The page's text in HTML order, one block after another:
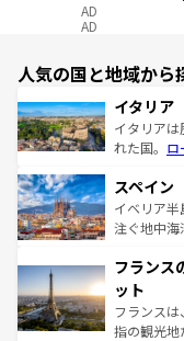
AD
AD
人気の国と地域から
イタリア
イタリア
れた国。 ロ
ろん、トス
景など、
ピザやパス
ませてくれ
なお、新着
しい。
スペイン
イベリア
注ぐ地中海
文化が根付
れる闘牛、
る。首都
アートに溢
フランス
ット
フランス
指の観光地